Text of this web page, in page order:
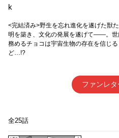
k
<完結済み>野生を忘れ進化を遂げた獣
明を築き、文化の発展を遂げて――。世
務めるチョコは宇宙生物の存在を信じ
ど…!?
ファンレタ
全25話